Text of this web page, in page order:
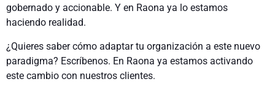
gobernado y accionable. Y en Raona ya lo estamos
haciendo realidad.
¿Quieres saber cómo adaptar tu organización a este nuevo
paradigma? Escríbenos. En Raona ya estamos activando
este cambio con nuestros clientes.